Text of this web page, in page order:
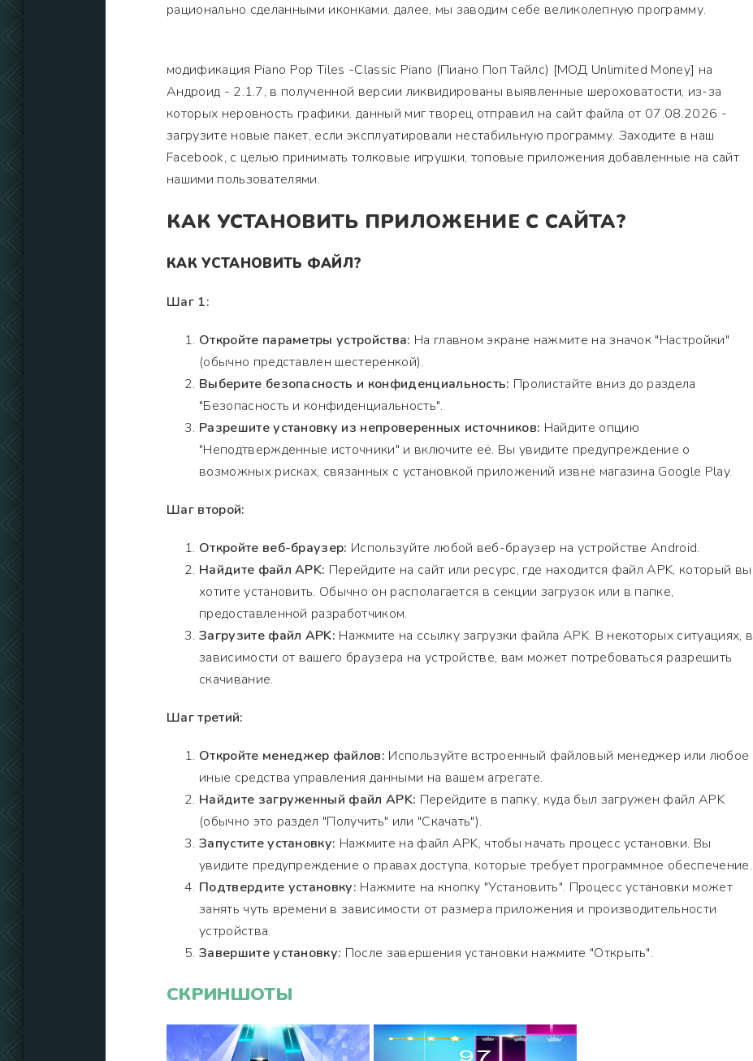
рационально сделанными иконками. далее, мы заводим себе великолепную программу.
модификация Piano Pop Tiles -Classic Piano (Пиано Поп Тайлс) [МОД Unlimited Money] на
Андроид - 2.1.7, в полученной версии ликвидированы выявленные шероховатости, из-за
которых неровность графики. данный миг творец отправил на сайт файла от 07.08.2026 -
загрузите новые пакет, если эксплуатировали нестабильную программу. Заходите в наш
Facebook, с целью принимать толковые игрушки, топовые приложения добавленные на сайт
нашими пользователями.
КАК УСТАНОВИТЬ ПРИЛОЖЕНИЕ С САЙТА?
КАК УСТАНОВИТЬ ФАЙЛ?
Шаг 1:
Откройте параметры устройства: На главном экране нажмите на значок "Настройки"
(обычно представлен шестеренкой).
Выберите безопасность и конфиденциальность: Пролистайте вниз до раздела
"Безопасность и конфиденциальность".
Разрешите установку из непроверенных источников: Найдите опцию
"Неподтвержденные источники" и включите её. Вы увидите предупреждение о
возможных рисках, связанных с установкой приложений извне магазина Google Play.
Шаг второй:
Откройте веб-браузер: Используйте любой веб-браузер на устройстве Android.
Найдите файл APK: Перейдите на сайт или ресурс, где находится файл APK, который вы
хотите установить. Обычно он располагается в секции загрузок или в папке,
предоставленной разработчиком.
Загрузите файл APK: Нажмите на ссылку загрузки файла APK. В некоторых ситуациях, в
зависимости от вашего браузера на устройстве, вам может потребоваться разрешить
скачивание.
Шаг третий:
Откройте менеджер файлов: Используйте встроенный файловый менеджер или любое
иные средства управления данными на вашем агрегате.
Найдите загруженный файл APK: Перейдите в папку, куда был загружен файл APK
(обычно это раздел "Получить" или "Скачать").
Запустите установку: Нажмите на файл APK, чтобы начать процесс установки. Вы
увидите предупреждение о правах доступа, которые требует программное обеспечение.
Подтвердите установку: Нажмите на кнопку "Установить". Процесс установки может
занять чуть времени в зависимости от размера приложения и производительности
устройства.
Завершите установку: После завершения установки нажмите "Открыть".
СКРИНШОТЫ